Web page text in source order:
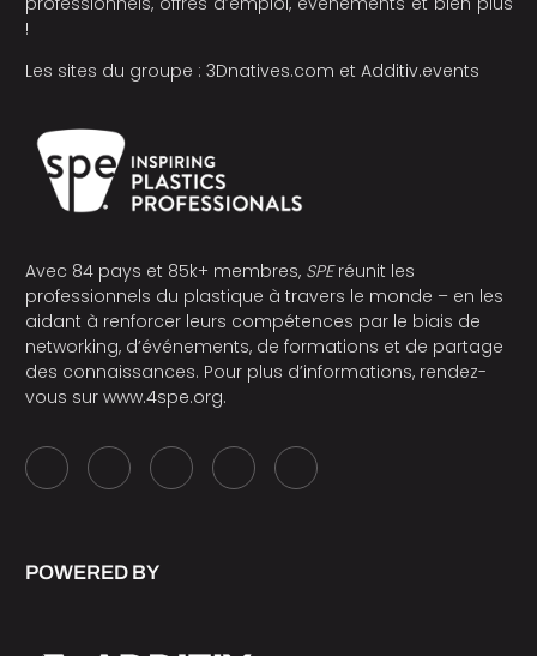
!
Les sites du groupe : 3Dnatives.com et Additiv.events
Avec 84 pays et 85k+ membres, SPEréunit les
professionnels du plastique à travers le monde – en les
aidant à renforcer leurs compétences par le biais de
networking, d’événements, de formations et de partage
des connaissances. Pour plus d’informations, rendez-
vous sur www.4spe.org.
POWERED BY